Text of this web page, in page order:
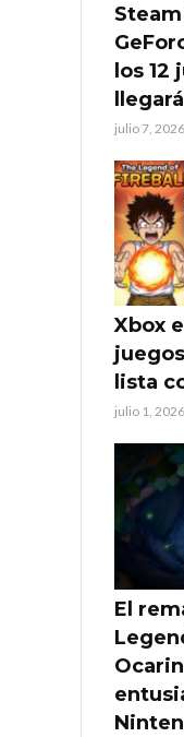
los 12
julio 7, 2026
Xbox
lista
julio 1, 2026
El